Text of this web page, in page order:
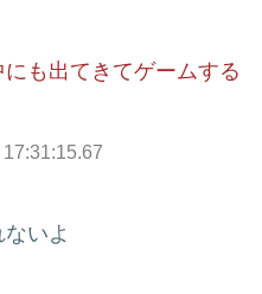
も出てきてゲームする
いよ